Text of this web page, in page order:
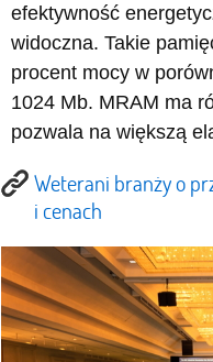
efektywność
widoczna. Takie
procent mocy w
1024 Mb. MRAM ma
pozwala na większą
Weterani branży o
i cenach